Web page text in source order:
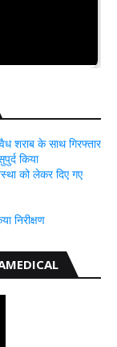
शराब के साथ गिरफ्तार
किया
को लेकर दिए गए
निरीक्षण